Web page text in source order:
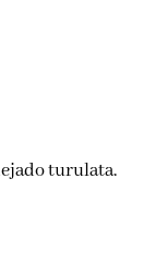
turulata.